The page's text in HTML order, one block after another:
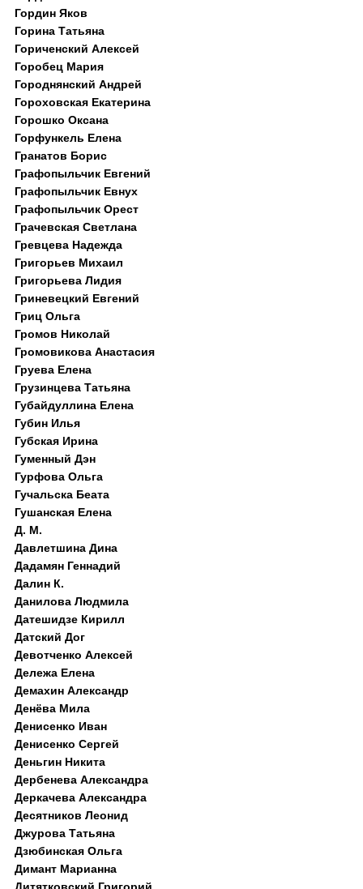
Гордин Яков
Горина Татьяна
Гориченский Алексей
Горобец Мария
Городнянский Андрей
Гороховская Екатерина
Горошко Оксана
Горфункель Елена
Гранатов Борис
Графопыльчик Евгений
Графопыльчик Евнух
Графопыльчик Орест
Грачевская Светлана
Гревцева Надежда
Григорьев Михаил
Григорьева Лидия
Гриневецкий Евгений
Гриц Ольга
Громов Николай
Громовикова Анастасия
Груева Елена
Грузинцева Татьяна
Губайдуллина Елена
Губин Илья
Губская Ирина
Гуменный Дэн
Гурфова Ольга
Гучальска Беата
Гушанская Елена
Д. M.
Давлетшина Дина
Дадамян Геннадий
Далин К.
Данилова Людмила
Датешидзе Кирилл
Датский Дог
Девотченко Алексей
Дележа Елена
Демахин Александр
Денёва Мила
Денисенко Иван
Денисенко Сергей
Деньгин Никита
Дербенева Александра
Деркачева Александра
Десятников Леонид
Джурова Татьяна
Дзюбинская Ольга
Димант Марианна